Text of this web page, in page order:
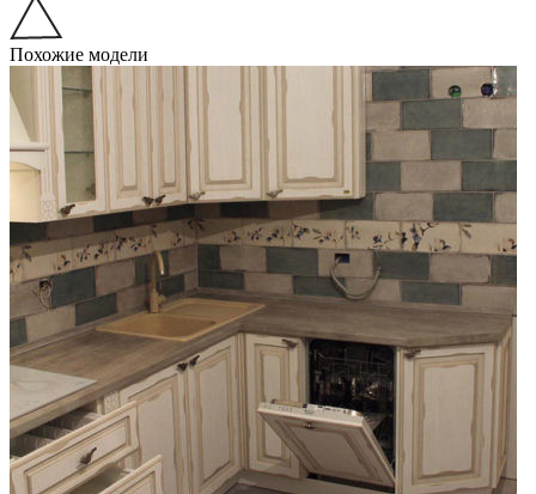
Похожие модели